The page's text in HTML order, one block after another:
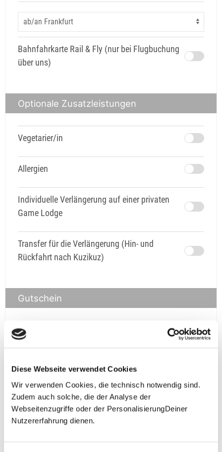
Diese Webseite verwendet Cookies
Wir verwenden Cookies, die technisch notwendig sind.
Zudem auch solche, die der Analyse der
Webseitenzugriffe oder der PersonalisierungDeiner
Nutzererfahrung dienen.
Bahnfahrkarte Rail & Fly (nur bei Flugbuchung
über uns)
Optionale Zusatzleistungen
Vegetarier/in
Allergien
Individuelle Verlängerung auf einer privaten
Game Lodge
Transfer für die Verlängerung (Hin- und
Rückfahrt nach Kuzikuz)
Gutschein
Gutschein
**Halbes Doppelzimmer: Zwei gleichgeschlechtliche
nach Reise) bei Buchung entweder den halben, einen